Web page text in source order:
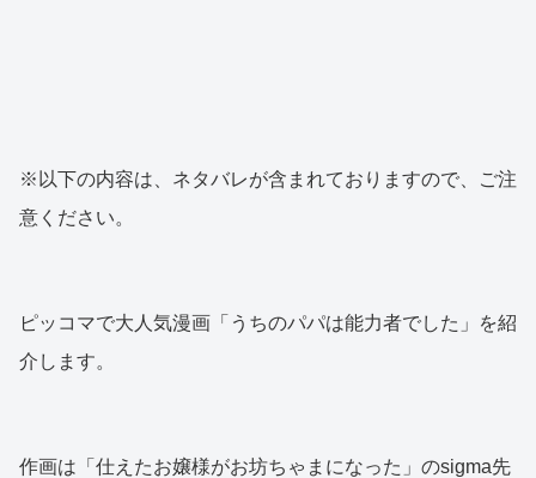
※以下の内容は、ネタバレが含まれておりますので、ご注
意ください。
ピッコマで大人気漫画「うちのパパは能力者でした」を紹
介します。
作画は「仕えたお嬢様がお坊ちゃまになった」のsigma先